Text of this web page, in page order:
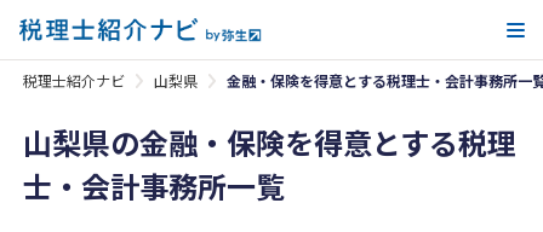
税理士紹介ナビ 山梨県 金融・保険を得意とする税理士・会計事務所一
山梨県の金融・保険を得意とする税理
士・会計事務所一覧